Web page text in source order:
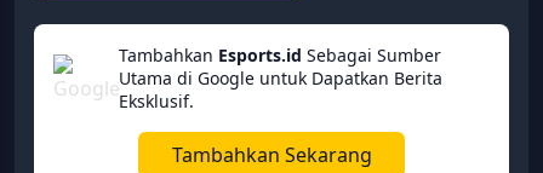
Tambahkan Esports.id Sebagai Sumber
Utama di Google untuk Dapatkan Berita
Eksklusif.
Tambahkan Sekarang